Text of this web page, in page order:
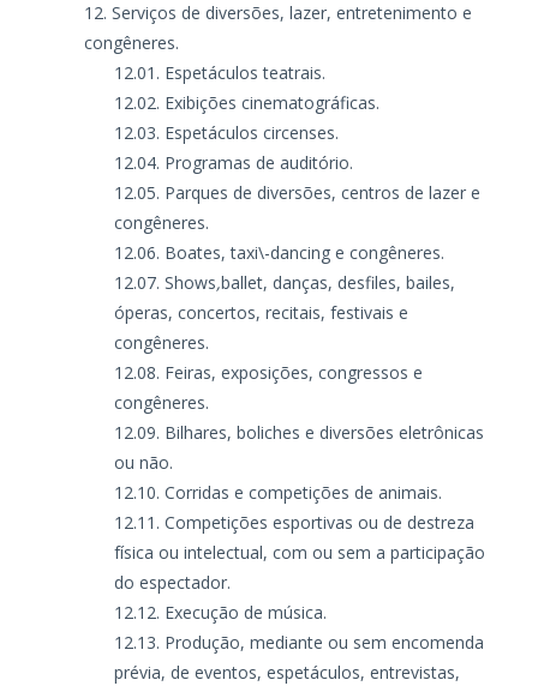
Serviços de diversões, lazer, entretenimento e
congêneres.
Espetáculos teatrais.
Exibições cinematográficas.
Espetáculos circenses.
Programas de auditório.
Parques de diversões, centros de lazer e
congêneres.
Boates, taxi\-dancing e congêneres.
Shows,ballet, danças, desfiles, bailes,
óperas, concertos, recitais, festivais e
congêneres.
Feiras, exposições, congressos e
congêneres.
Bilhares, boliches e diversões eletrônicas
ou não.
Corridas e competições de animais.
Competições esportivas ou de destreza
física ou intelectual, com ou sem a participação
do espectador.
Execução de música.
Produção, mediante ou sem encomenda
prévia, de eventos, espetáculos, entrevistas,